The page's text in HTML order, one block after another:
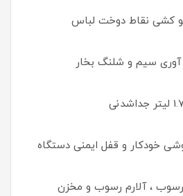
کشی نقاط دوخت لباس
سیم و شلنگ بخار
خودکار و قفل ایمنی دستگاه
، آلارم رسوب و مخزن